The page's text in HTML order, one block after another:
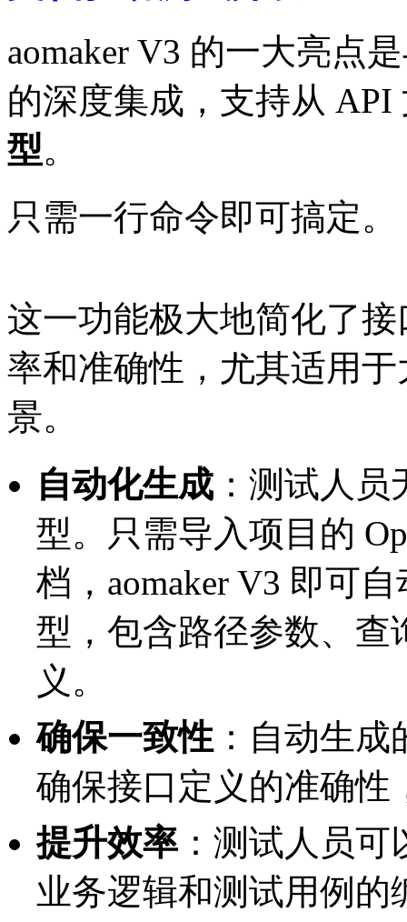
aomaker V3 的一大亮点
的深度集成，支持从 API
型。
只需一行命令即可搞定。
这一功能极大地简化了
率和准确性，尤其适用
景。
自动化生成 ：测试人
型。只需导入项目的
档，aomaker V3 即可
型，包含路径参数、查
义。
确保一致性 ：自动生
确保接口定义的准确性
提升效率 ：测试人员
业务逻辑和测试用例